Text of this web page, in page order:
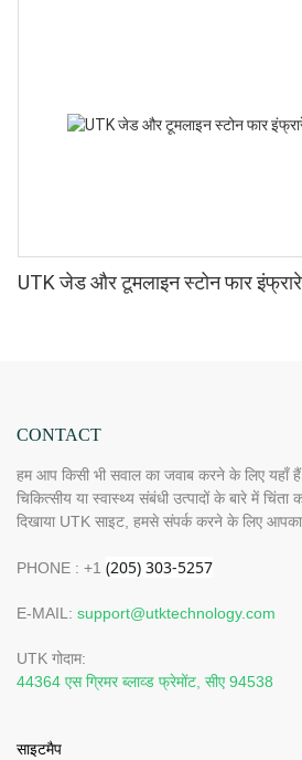
UTK जेड और टूमलाइन स्टोन फार
CONTACT
हम आप किसी भी सवाल का जवाब करने के लिए यहाँ
चिकित्सीय या स्वास्थ्य संबंधी उत्पादों के बारे में चिंता
दिखाया UTK साइट, हमसे संपर्क करने के लिए
PHONE : +1
E-MAIL: support@utktechnology.com
UTK गोदाम:
44364 एस ग्रिमर ब्लाव्ड फ्रेमोंट, सीए 94538
साइटमैप